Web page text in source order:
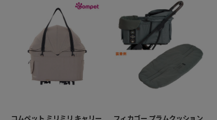
コムペット ミリミリ キャリー
フィカゴー プラムクッション